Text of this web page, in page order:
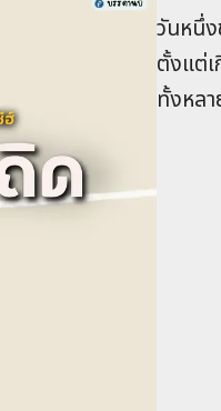
วันหนึ่ง
ตั้งแต่เ
ทั้งหลา